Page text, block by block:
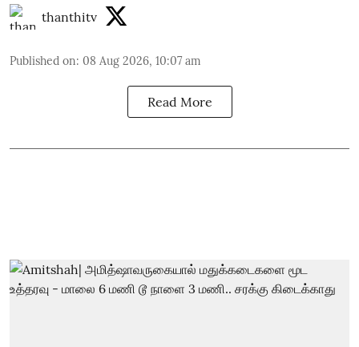
thanthitv
Published on: 08 Aug 2026, 10:07 am
Read More